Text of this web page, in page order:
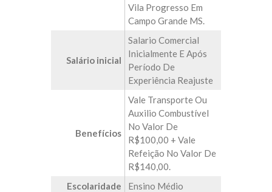
Vila Progresso Em
Campo Grande MS.
Salário inicial
Salario Comercial
Inicialmente E Após
Período De
Experiência Reajuste
Benefícios
Vale Transporte Ou
Auxilio Combustível
No Valor De
R$100,00 + Vale
Refeição No Valor De
R$140,00.
Escolaridade
Ensino Médio